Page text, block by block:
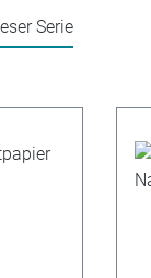
Serie